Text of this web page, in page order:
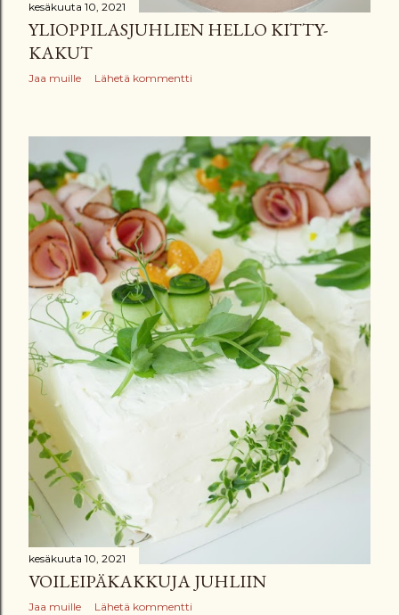
kesäkuuta 10, 2021
YLIOPPILASJUHLIEN HELLO KITTY-
KAKUT
Jaa muille Lähetä kommentti
kesäkuuta 10, 2021
VOILEIPÄKAKKUJA JUHLIIN
Jaa muille Lähetä kommentti